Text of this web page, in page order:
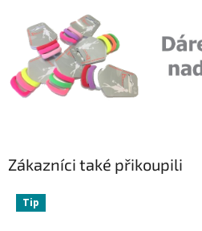
Zákazníci také přikoupili
Tip